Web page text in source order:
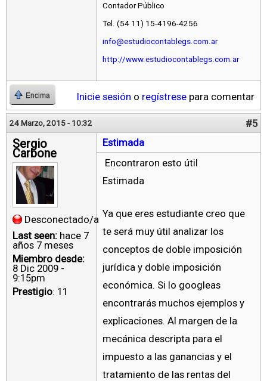
Contador Público
Tel. (54 11) 15-4196-4256
info@estudiocontablegs.com.ar
http://www.estudiocontablegs.com.ar
Encima Inicie sesión o regístrese para comentar
24 Marzo, 2015 - 10:32 #5
Sergio
Carbone
Desconectado/a
Last seen: hace 7
años 7 meses
Miembro desde:
8 Dic 2009 -
9:15pm
Prestigio: 11
Estimada
Encontraron esto útil
Estimada
Ya que eres estudiante creo que
te será muy útil analizar los
conceptos de doble imposición
jurídica y doble imposición
económica. Si lo googleas
encontrarás muchos ejemplos y
explicaciones. Al margen de la
mecánica descripta para el
impuesto a las ganancias y el
tratamiento de las rentas del